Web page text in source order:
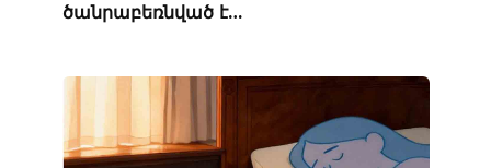
ծանրաբեռնված է…